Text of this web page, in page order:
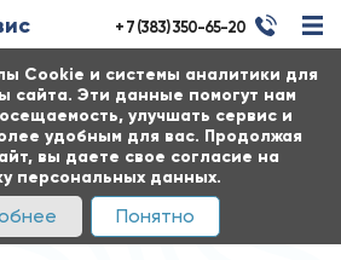
Cookie и системы аналитики для
сайта. Эти данные помогут нам
улучшать сервис и
удобным для вас. Продолжая
вы даете свое согласие на
персональных данных.
Понятно
+ 7 (383) 350-65-20